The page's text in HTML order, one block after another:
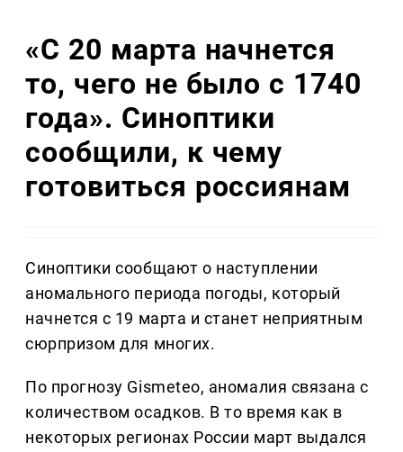
«С 20 марта начнется
то, чего не было с 1740
года». Синоптики
сообщили, к чему
готовиться россиянам
Синоптики сообщают о наступлении
аномального периода погоды, который
начнется с 19 марта и станет неприятным
сюрпризом для многих.
По прогнозу Gismeteo, аномалия связана с
количеством осадков. В то время как в
некоторых регионах России март выдался